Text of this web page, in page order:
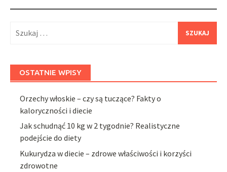
OSTATNIE WPISY
Orzechy włoskie – czy są tuczące? Fakty o
kaloryczności i diecie
Jak schudnąć 10 kg w 2 tygodnie? Realistyczne
podejście do diety
Kukurydza w diecie – zdrowe właściwości i korzyści
zdrowotne